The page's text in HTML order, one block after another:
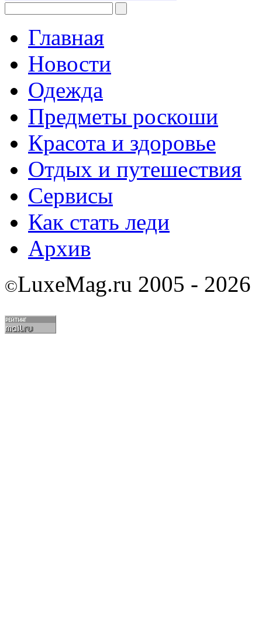
Главная
Новости
Одежда
Предметы роскоши
Красота и здоровье
Отдых и путешествия
Сервисы
Как стать леди
Архив
©LuxeMag.ru 2005 - 2026